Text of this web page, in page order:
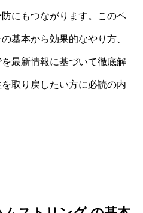
にもつながります。このペ
基本から効果的なやり方、
最新情報に基づいて徹底解
取り戻したい方に必読の内